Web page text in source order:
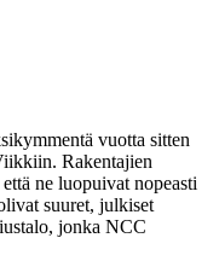
vuotta sitten
Rakentajien
ne luopuivat nopeasti
suuret, julkiset
jonka NCC